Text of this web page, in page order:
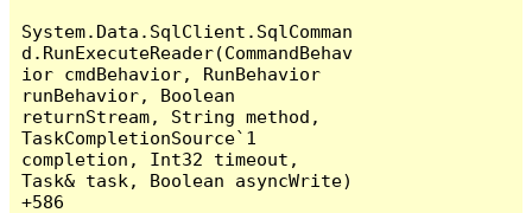
System.Data.SqlClient.SqlComman
d.RunExecuteReader(CommandBehav
ior cmdBehavior, RunBehavior
runBehavior, Boolean
returnStream, String method,
TaskCompletionSource`1
completion, Int32 timeout,
Task& task, Boolean asyncWrite)
+586